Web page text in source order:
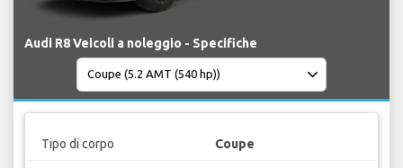
Audi R8 Veicoli a noleggio - Specifiche
Tipo di corpo Coupe